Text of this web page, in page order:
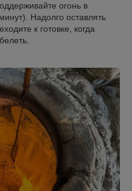
огонь в
Надолго оставлять
к готовке, когда